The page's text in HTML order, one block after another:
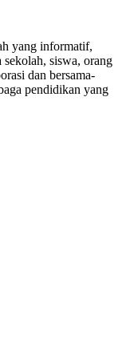
yang informatif,
sekolah, siswa, orang
dan bersama-
pendidikan yang